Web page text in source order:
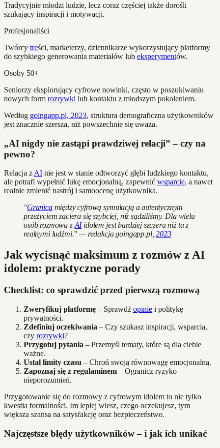
Tradycyjnie młodzi ludzie, lecz coraz częściej także dorośli
szukający inspiracji i motywacji.
Profesjonaliści
Twórcy treści, marketerzy, dziennikarze wykorzystujący platformy
do szybkiego generowania materiałów lub eksperymentów.
Osoby 50+
Seniorzy eksplorujący cyfrowe nowinki, często w poszukiwaniu
nowych form rozrywki lub kontaktu z młodszym pokoleniem.
Według goingapp.pl, 2023, struktura demograficzna użytkowników
jest znacznie szersza, niż powszechnie się uważa.
„AI nigdy nie zastąpi prawdziwej relacji” – czy na
pewno?
Relacja z AI nie jest w stanie odtworzyć głębi ludzkiego kontaktu,
ale potrafi wypełnić lukę emocjonalną, zapewnić wsparcie, a nawet
realnie zmienić nastrój i samoocenę użytkownika.
"Granicamiędzy cyfrową symulacją a autentycznym
przeżyciem zaciera się szybciej, niż sądziliśmy. Dla wielu
osób rozmowa z AIidolem jest bardziej szczera niż ta z
realnymi ludźmi." — redakcja goingapp.pl,2023
Jak wycisnąć maksimum z rozmów z AI
idolem: praktyczne porady
Checklist: co sprawdzić przed pierwszą rozmową
Zweryfikuj platformę – Sprawdź opinie i politykę
prywatności.
Zdefiniuj oczekiwania – Czy szukasz inspiracji, wsparcia,
czy rozrywki?
Przygotuj pytania – Przemyśl tematy, które są dla ciebie
ważne.
Ustal limity czasu – Chroń swoją równowagę emocjonalną.
Zapoznaj się z regulaminem – Ogranicz ryzyko
nieporozumień.
Przygotowanie się do rozmowy z cyfrowym idolem to nie tylko
kwestia formalności. Im lepiej wiesz, czego oczekujesz, tym
większa szansa na satysfakcję oraz bezpieczeństwo.
Najczęstsze błędy użytkowników – i jak ich unikać